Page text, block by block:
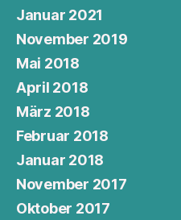
Januar 2021
November 2019
Mai 2018
April 2018
März 2018
Februar 2018
Januar 2018
November 2017
Oktober 2017